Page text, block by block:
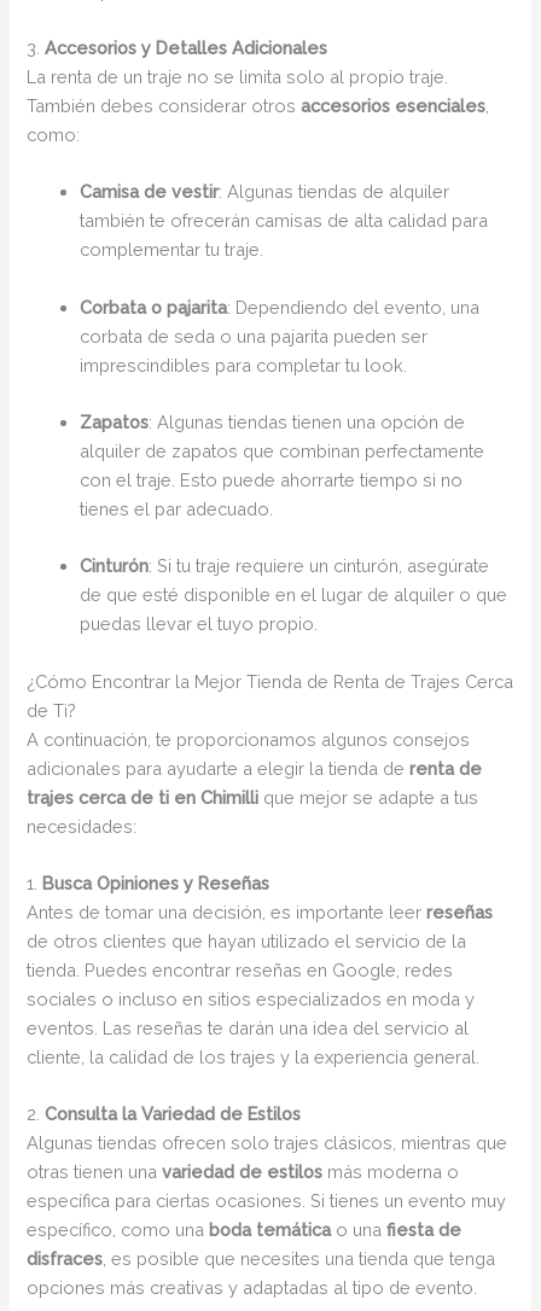
3.Accesorios y Detalles Adicionales
La renta de un traje no se limita solo al propio traje.
También debes considerar otrosaccesorios esenciales
como:
Camisa de vestir: Algunas tiendas de alquiler
también te ofrecerán camisas de alta calidad para
complementar tu traje.
Corbata o pajarita: Dependiendo del evento, una
corbata de seda o una pajarita pueden ser
imprescindibles para completar tu look.
Zapatos: Algunas tiendas tienen una opción de
alquiler de zapatos que combinan perfectamente
con el traje. Esto puede ahorrarte tiempo si no
tienes el par adecuado.
Cinturón: Si tu traje requiere un cinturón, asegúrate
de que esté disponible en el lugar de alquiler o que
puedas llevar el tuyo propio.
¿Cómo Encontrar la Mejor Tienda de Renta de Trajes Cerca
de Ti?
A continuación, te proporcionamos algunos consejos
adicionales para ayudarte a elegir la tienda derenta de
trajes cerca de ti en Chimilli que mejor se adapte a tus
necesidades:
1. Busca Opiniones y Reseñas
Antes de tomar una decisión, es importante leerreseñas
de otros clientes que hayan utilizado el servicio de la
tienda. Puedes encontrar reseñas en Google, redes
sociales o incluso en sitios especializados en moda y
eventos. Las reseñas te darán una idea del servicio al
cliente, la calidad de los trajes y la experiencia general.
2.Consulta la Variedad de Estilos
Algunas tiendas ofrecen solo trajes clásicos, mientras que
otras tienen unavariedad de estilos más moderna o
específica para ciertas ocasiones. Si tienes un evento muy
específico, como una boda temáticao unafiesta de
disfraces , es posible que necesites una tienda que tenga
opciones más creativas y adaptadas al tipo de evento.